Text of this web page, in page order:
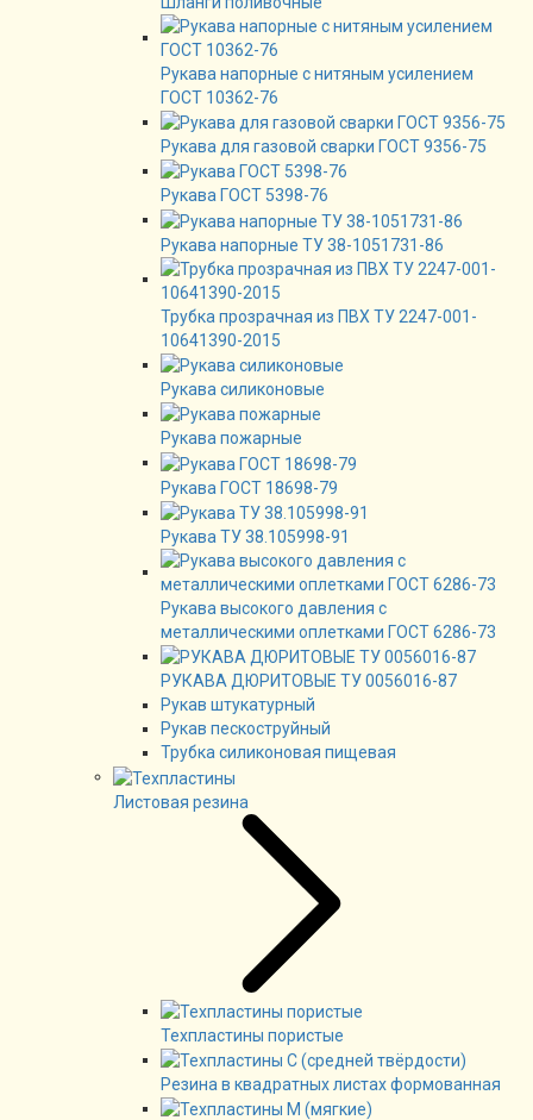
Рукава напорные с нитяным усилением
ГОСТ 10362-76
Рукава для газовой сварки ГОСТ 9356-75
Рукава ГОСТ 5398-76
Рукава напорные ТУ 38-1051731-86
Трубка прозрачная из ПВХ ТУ 2247-001-
10641390-2015
Рукава силиконовые
Рукава пожарные
Рукава ГОСТ 18698-79
Рукава ТУ 38.105998-91
Рукава высокого давления с
металлическими оплетками ГОСТ 6286-73
РУКАВА ДЮРИТОВЫЕ ТУ 0056016-87
Рукав штукатурный
Рукав пескоструйный
Трубка силиконовая пищевая
Листовая резина
Техпластины пористые
Резина в квадратных листах формованная